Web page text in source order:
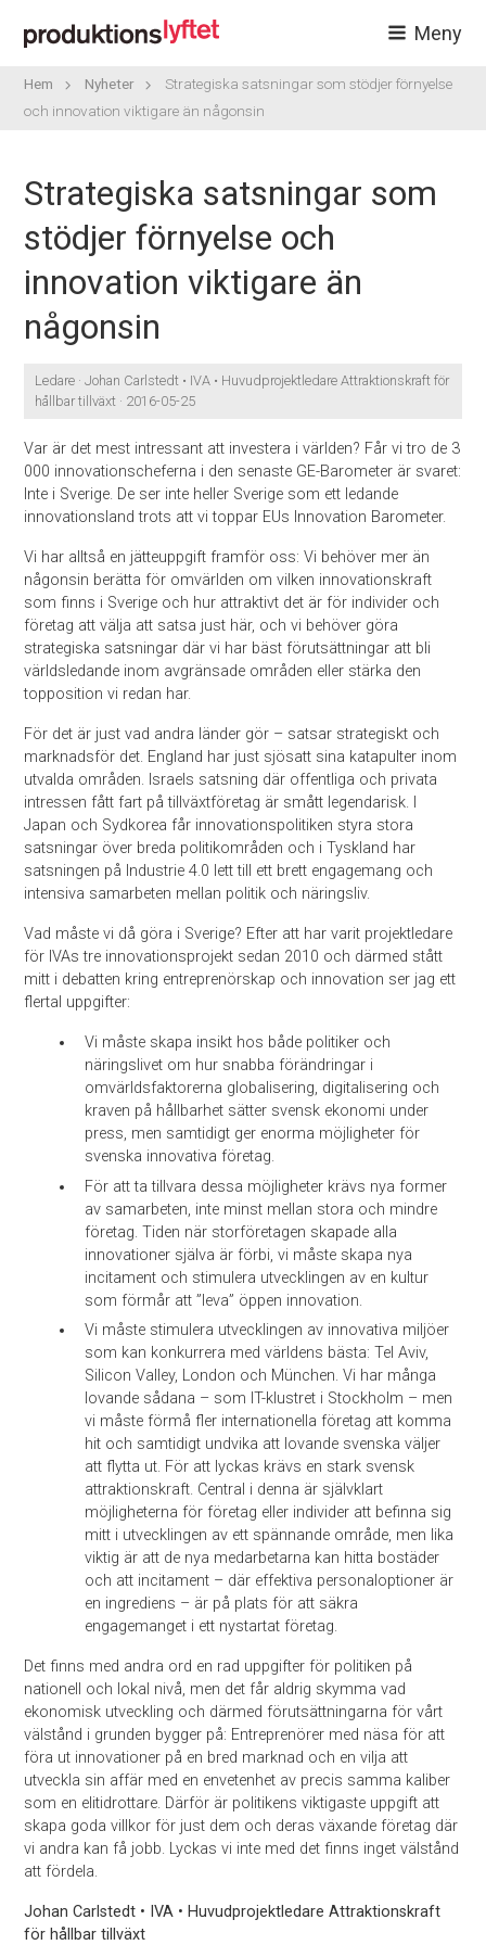
Meny
Hem Nyheter
Strategiska satsningar som stödjer förnyelse
och innovation viktigare än någonsin
Strategiska satsningar som
stödjer förnyelse och
innovation viktigare än
någonsin
Ledare · Johan Carlstedt • IVA • Huvudprojektledare Attraktionskraft för
hållbar tillväxt · 2016-05-25
Var är det mest intressant att investera i världen? Får vi tro de 3
000 innovationscheferna i den senaste GE-Barometer är svaret:
Inte i Sverige. De ser inte heller Sverige som ett ledande
innovationsland trots att vi toppar EUs Innovation Barometer.
Vi har alltså en jätteuppgift framför oss: Vi behöver mer än
någonsin berätta för omvärlden om vilken innovationskraft
som finns i Sverige och hur attraktivt det är för individer och
företag att välja att satsa just här, och vi behöver göra
strategiska satsningar där vi har bäst förutsättningar att bli
världsledande inom avgränsade områden eller stärka den
topposition vi redan har.
För det är just vad andra länder gör – satsar strategiskt och
marknadsför det. England har just sjösatt sina katapulter inom
utvalda områden. Israels satsning där offentliga och privata
intressen fått fart på tillväxtföretag är smått legendarisk. I
Japan och Sydkorea får innovationspolitiken styra stora
satsningar över breda politikområden och i Tyskland har
satsningen på Industrie 4.0 lett till ett brett engagemang och
intensiva samarbeten mellan politik och näringsliv.
Vad måste vi då göra i Sverige? Efter att har varit projektledare
för IVAs tre innovationsprojekt sedan 2010 och därmed stått
mitt i debatten kring entreprenörskap och innovation ser jag ett
flertal uppgifter:
Vi måste skapa insikt hos både politiker och
näringslivet om hur snabba förändringar i
omvärldsfaktorerna globalisering, digitalisering och
kraven på hållbarhet sätter svensk ekonomi under
press, men samtidigt ger enorma möjligheter för
svenska innovativa företag.
För att ta tillvara dessa möjligheter krävs nya former
av samarbeten, inte minst mellan stora och mindre
företag. Tiden när storföretagen skapade alla
innovationer själva är förbi, vi måste skapa nya
incitament och stimulera utvecklingen av en kultur
som förmår att ”leva” öppen innovation.
Vi måste stimulera utvecklingen av innovativa miljöer
som kan konkurrera med världens bästa: Tel Aviv,
Silicon Valley, London och München. Vi har många
lovande sådana – som IT-klustret i Stockholm – men
vi måste förmå fler internationella företag att komma
hit och samtidigt undvika att lovande svenska väljer
att flytta ut. För att lyckas krävs en stark svensk
attraktionskraft. Central i denna är självklart
möjligheterna för företag eller individer att befinna sig
mitt i utvecklingen av ett spännande område, men lika
viktig är att de nya medarbetarna kan hitta bostäder
och att incitament – där effektiva personaloptioner är
en ingrediens – är på plats för att säkra
engagemanget i ett nystartat företag.
Det finns med andra ord en rad uppgifter för politiken på
nationell och lokal nivå, men det får aldrig skymma vad
ekonomisk utveckling och därmed förutsättningarna för vårt
välstånd i grunden bygger på: Entreprenörer med näsa för att
föra ut innovationer på en bred marknad och en vilja att
utveckla sin affär med en envetenhet av precis samma kaliber
som en elitidrottare. Därför är politikens viktigaste uppgift att
skapa goda villkor för just dem och deras växande företag där
vi andra kan få jobb. Lyckas vi inte med det finns inget välstånd
att fördela.
Johan Carlstedt • IVA • Huvudprojektledare Attraktionskraft
för hållbar tillväxt